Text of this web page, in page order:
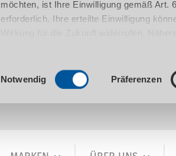
möchten, ist Ihre Einwilligung gemäß Art.
erforderlich. Ihre erteilte Einwilligung
Einwilligungsauswahl
Notwendig Präferenzen